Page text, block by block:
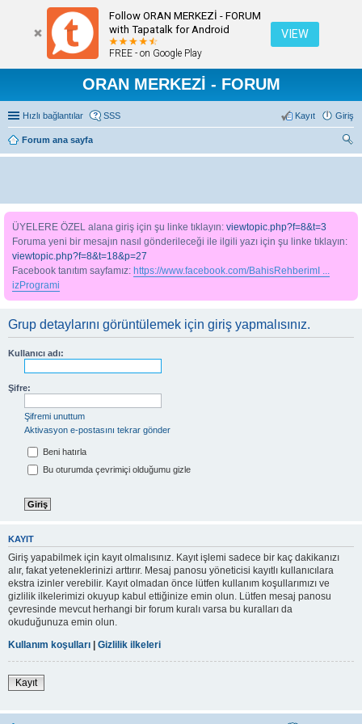
Follow ORAN MERKEZİ - FORUM
with Tapatalk for Android
FREE - on Google Play
VIEW
ORAN MERKEZİ - FORUM
Hızlı bağlantılar SSS Giriş
Kayıt
Forum ana sayfa
ra
ÜYELERE ÖZEL alana giriş için şu linke tıklayın: viewtopic.php?f=8&t=3
Foruma yeni bir mesajın nasıl gönderileceği ile ilgili yazı için şu linke tıklayın:
viewtopic.php?f=8&t=18&p=27
Facebook tanıtım sayfamız: https://www.facebook.com/BahisRehberimI ...
izProgrami
Grup detaylarını görüntülemek için giriş yapmalısınız.
Kullanıcı adı:
Şifre:
Şifremi unuttum
Aktivasyon e-postasını tekrar gönder
Beni hatırla
Bu oturumda çevrimiçi olduğumu gizle
KAYIT
Giriş yapabilmek için kayıt olmalısınız. Kayıt işlemi sadece bir kaç dakikanızı
alır, fakat yeteneklerinizi arttırır. Mesaj panosu yöneticisi kayıtlı kullanıcılara
ekstra izinler verebilir. Kayıt olmadan önce lütfen kullanım koşullarımızı ve
gizlilik ilkelerimizi okuyup kabul ettiğinize emin olun. Lütfen mesaj panosu
çevresinde mevcut herhangi bir forum kuralı varsa bu kuralları da
okuduğunuza emin olun.
Kullanım koşulları
Gizlilik ilkeleri
Kayıt